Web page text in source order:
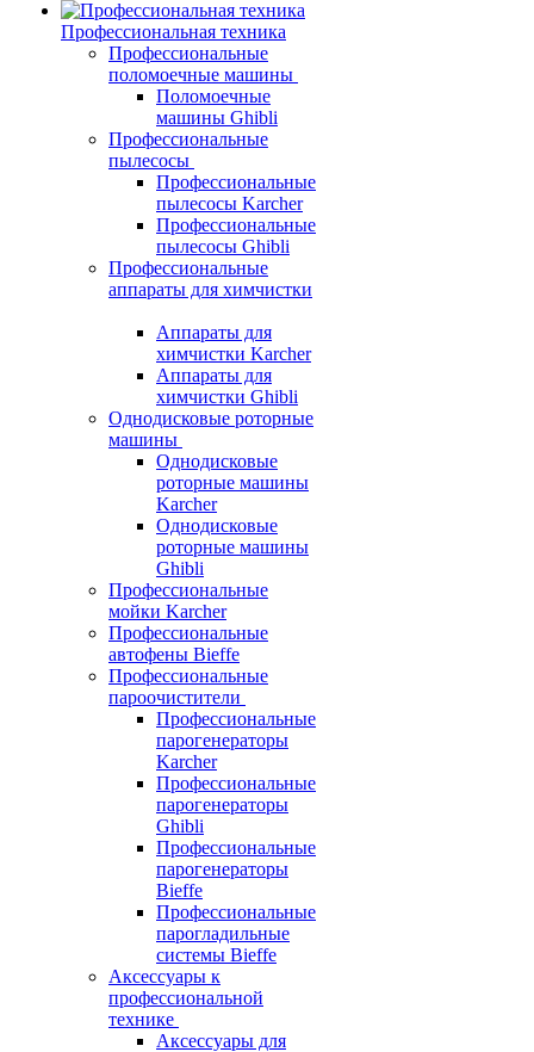
Профессиональная техника
Профессиональные
поломоечные машины
Поломоечные
машины Ghibli
Профессиональные
пылесосы
Профессиональные
пылесосы Karcher
Профессиональные
пылесосы Ghibli
Профессиональные
аппараты для химчистки
Аппараты для
химчистки Karcher
Аппараты для
химчистки Ghibli
Однодисковые роторные
машины
Однодисковые
роторные машины
Karcher
Однодисковые
роторные машины
Ghibli
Профессиональные
мойки Karcher
Профессиональные
автофены Bieffe
Профессиональные
пароочистители
Профессиональные
парогенераторы
Karcher
Профессиональные
парогенераторы
Ghibli
Профессиональные
парогенераторы
Bieffe
Профессиональные
парогладильные
системы Bieffe
Аксессуары к
профессиональной
технике
Аксессуары для